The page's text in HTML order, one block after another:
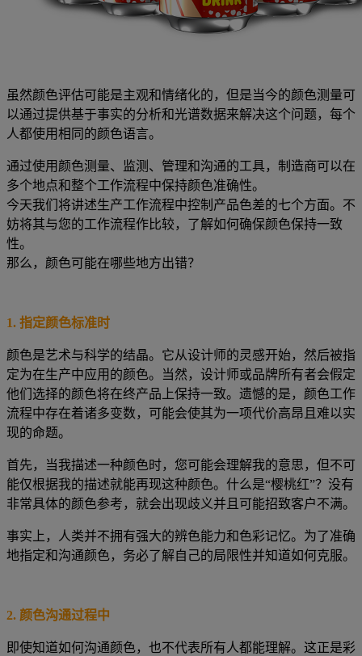
虽然颜色评估可能是主观和情绪化的，但是当今的颜色测量可
以通过提供基于事实的分析和光谱数据来解决这个问题，每个
人都使用相同的颜色语言。
通过使用颜色测量、监测、管理和沟通的工具，制造商可以在
多个地点和整个工作流程中保持颜色准确性。
今天我们将讲述生产工作流程中控制产品色差的七个方面。不
妨将其与您的工作流程作比较，了解如何确保颜色保持一致
性。
那么，颜色可能在哪些地方出错？
1. 指定颜色标准时
颜色是艺术与科学的结晶。它从设计师的灵感开始，然后被指
定为在生产中应用的颜色。当然，设计师或品牌所有者会假定
他们选择的颜色将在终产品上保持一致。遗憾的是，颜色工作
流程中存在着诸多变数，可能会使其为一项代价高昂且难以实
现的命题。
首先，当我描述一种颜色时，您可能会理解我的意思，但不可
能仅根据我的描述就能再现这种颜色。什么是“樱桃红”？没有
非常具体的颜色参考，就会出现歧义并且可能招致客户不满。
事实上，人类并不拥有 强大的辨色能力和色彩记忆。为了准确
地指定和沟通颜色，务必了解自己的局限性并知道如何克服。
2. 颜色沟通过程中
即使知道如何沟通颜色，也不代表所有人都能理解。这正是彩